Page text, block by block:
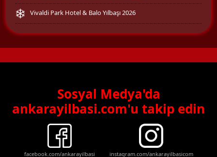
Vivaldi Park Hotel & Balo Yılbaşı 2026
Sosyal Medya'da
ankarayilbasi.com'u takip edin
facebook.com/ankarayilbasi instagram.com/ankarayilbasicom